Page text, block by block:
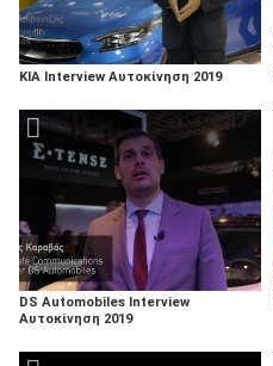
KIA Interview Αυτοκίνηση 2019
DS Automobiles Interview
Αυτοκίνηση 2019